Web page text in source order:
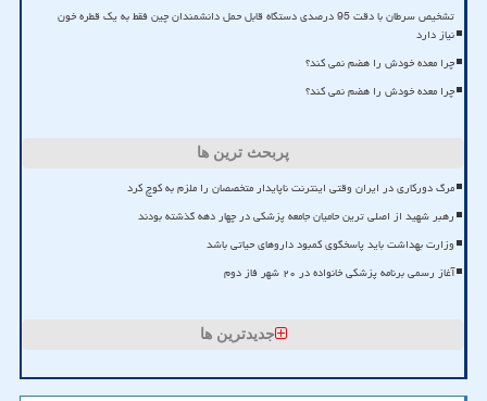
تشخیص سرطان با دقت 95 درصدی دستگاه قابل حمل دانشمندان چین فقط به یک قطره خون
نیاز دارد
چرا معده خودش را هضم نمی کند؟
چرا معده خودش را هضم نمی کند؟
پربحث ترین ها
مرگ دورکاری در ایران وقتی اینترنت ناپایدار متخصصان را ملزم به کوچ کرد
رهبر شهید از اصلی ترین حامیان جامعه پزشکی در چهار دهه گذشته بودند
وزارت بهداشت باید پاسخگوی کمبود داروهای حیاتی باشد
آغاز رسمی برنامه پزشکی خانواده در ۲۰ شهر فاز دوم
جدیدترین ها